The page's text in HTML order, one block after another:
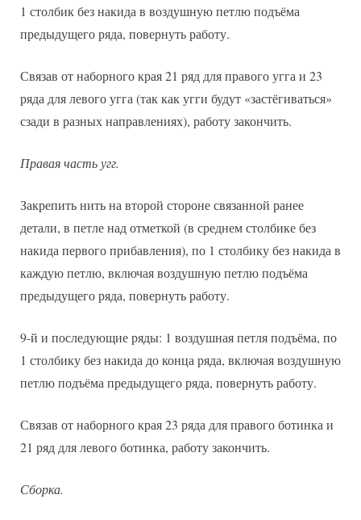
1 столбик без накида в воздушную петлю подъёма
предыдущего ряда, повернуть работу.
Связав от наборного края 21 ряд для правого угга и 23
ряда для левого угга (так как угги будут «застёгиваться»
сзади в разных направлениях), работу закончить.
Правая часть угг.
Закрепить нить на второй стороне связанной ранее
детали, в петле над отметкой (в среднем столбике без
накида первого прибавления), по 1 столбику без накида в
каждую петлю, включая воздушную петлю подъёма
предыдущего ряда, повернуть работу.
9-й и последующие ряды: 1 воздушная петля подъёма, по
1 столбику без накида до конца ряда, включая воздушную
петлю подъёма предыдущего ряда, повернуть работу.
Связав от наборного края 23 ряда для правого ботинка и
21 ряд для левого ботинка, работу закончить.
Сборка.